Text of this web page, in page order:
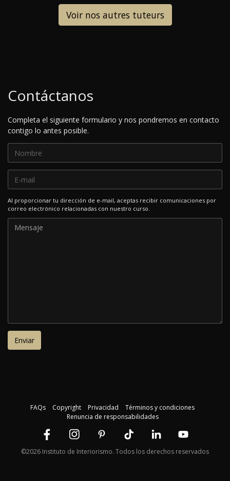
Voir nos autres tuteurs
Contáctanos
Completa el siguiente formulario y nos pondremos en contacto
contigo lo antes posible.
Al proporcionar tu dirección de e-mail, aceptas recibir comunicaciones por
correo electrónico relacionadas con nuestro curso.
FAQs Copyright Privacidad
Términos y condiciones
Renuncia de responsabilidades
©2026 Instituto de Interiorismo. Todos los derechos reservados